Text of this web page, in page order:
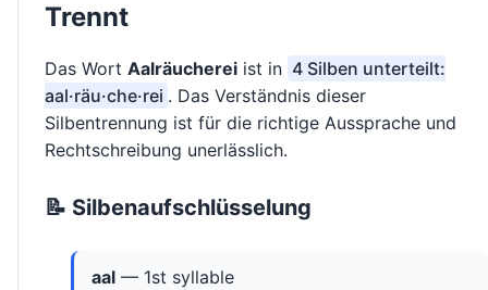
Trennt
Das Wort Aalräucherei ist in 4 Silben unterteilt:
aal·räu·che·rei . Das Verständnis dieser
Silbentrennung ist für die richtige Aussprache und
Rechtschreibung unerlässlich.
📝 Silbenaufschlüsselung
aal — 1st syllable